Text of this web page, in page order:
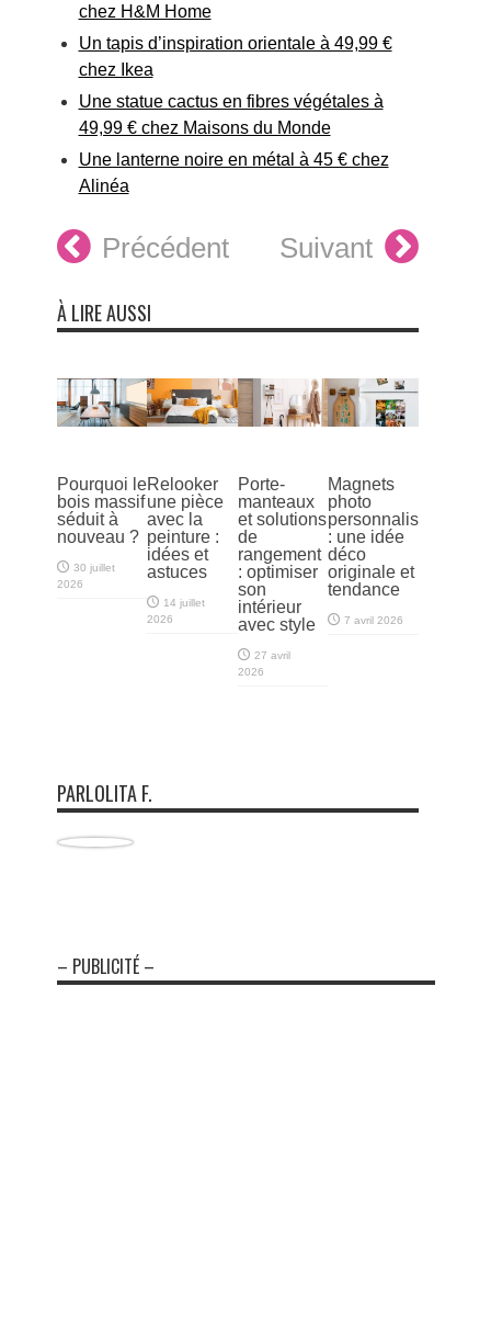
chez H&M Home
Un tapis d’inspiration orientale à 49,99 €
chez Ikea
Une statue cactus en fibres végétales à
49,99 € chez Maisons du Monde
Une lanterne noire en métal à 45 € chez
Alinéa
Précédent Suivant
À LIRE AUSSI
Pourquoi le
bois massif
séduit à
nouveau ?
30 juillet
2026
Relooker
une pièce
avec la
peinture :
idées et
astuces
14 juillet
2026
Porte-
manteaux
et solutions
de
rangement
: optimiser
son
intérieur
avec style
27 avril
2026
Magnets
photo
personnalisés
: une idée
déco
originale et
tendance
7 avril 2026
PARLOLITA F.
– PUBLICITÉ –